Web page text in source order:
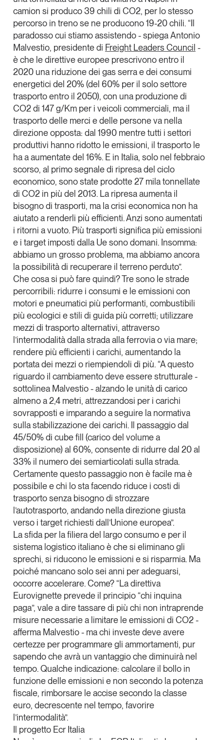
Un anno di
Tendenze2026
Leggi il magazine
Tendenze è il magazine di GS1 Italy che racconta in
modo indipendente il cambiamento e le sfide del largo
consumo e dell’economia a professionisti e
consumatori
GS1 Italy GS1 Italy GS1 Italy
Tendenze
GS1 Italy
camion si produco 39 chili di CO2, per lo stesso
percorso in treno se ne producono 19-20 chili. “Il
paradosso cui stiamo assistendo - spiegaAntonio
Malvestio, presidente di Freight Leaders Council -
è che le direttive europee prescrivono entro il
2020 una riduzione dei gas serra e dei consumi
energetici del 20% (del 60% per il solo settore
trasporto entro il 2050), con una produzione di
CO2 di 147 g/Km per i veicoli commerciali, ma il
trasporto delle merci e delle persone va nella
direzione opposta: dal 1990 mentre tutti i settori
produttivi hanno ridotto le emissioni, il trasporto le
ha a aumentate del 16%. E in Italia, solo nel febbraio
scorso, al primo segnale di ripresa del ciclo
economico, sono state prodotte 27 mila tonnellate
di CO2 in più del 2013. La ripresa aumenta il
bisogno di trasporti, ma la crisi economica non ha
aiutato a renderli più efficienti. Anzi sono aumentati
i ritorni a vuoto. Più trasporti significa più emissioni
e i target imposti dalla Ue sono domani. Insomma:
abbiamo un grosso problema, ma abbiamo ancora
la possibilità di recuperare il terreno perduto”.
Che cosa si può fare quindi?Tre sono le strade
percorribili: ridurre i consumi e le emissioni con
motori e pneumatici più performanti, combustibili
più ecologici e stili di guida più corretti; utilizzare
mezzi di trasporto alternativi, attraverso
l’intermodalità dalla strada alla ferrovia o via mare;
rendere più efficienti i carichi, aumentando la
portata dei mezzi o riempiendoli di più. “A questo
riguardo il cambiamento deve essere strutturale-
sottolinea Malvestio- alzando le unità di carico
almeno a 2,4 metri, attrezzandosi per i carichi
sovrapposti e imparando a seguire la normativa
sulla stabilizzazione dei carichi. Il passaggio dal
45/50% di cube fill (carico del volume a
disposizione) al 60%, consente di ridurre dal 20 al
33% il numero dei semiarticolati sulla strada.
Certamente questo passaggio non è facile ma è
possibile e chi lo sta facendo riduce i costi di
trasporto senza bisogno di strozzare
l’autotrasporto, andando nella direzione giusta
verso i target richiesti dall’Unione europea”.
La sfidaper la filiera del largo consumo e per il
sistema logistico italiano è chesi eliminano gli
sprechi, si riducono le emissioni e si risparmia. Ma
poiché mancano solo sei anni per adeguarsi,
occorre accelerare. Come? “La direttiva
Eurovignette prevede il principio “chi inquina
paga”, vale a dire tassare di più chi non intraprende
misure necessarie a limitare le emissioni di CO2 -
afferma Malvestio- ma chi investe deve avere
certezze per programmare gli ammortamenti, pur
sapendo che avrà un vantaggio che diminuirà nel
tempo. Qualche indicazione: calcolare il bollo in
funzione delle emissioni e non secondo la potenza
fiscale, rimborsare le accise secondo la classe
euro, decrescente nel tempo, favorire
l’intermodalità”.
Il progetto Ecr Italia